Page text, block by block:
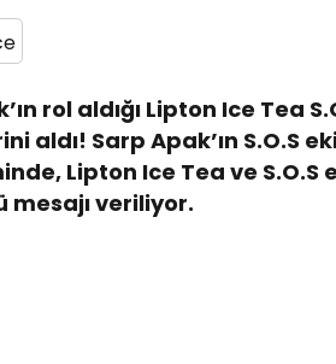
rol aldığı Lipton Ice Tea
aldı! Sarp Apak’ın S.O.S
Lipton Ice Tea ve
mesajı veriliyor.